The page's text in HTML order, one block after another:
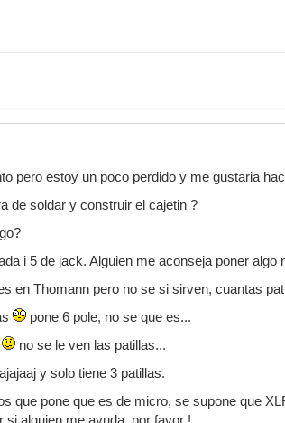
pero estoy un poco perdido y me gustaria
de soldar y construir el cajetin ?
i 5 de jack. Alguien me aconseja poner algo
en Thomann pero no se si sirven, cuantas
pone 6 pole, no se que es...
no se le ven las patillas...
y solo tiene 3 patillas.
que pone que es de micro, se supone que